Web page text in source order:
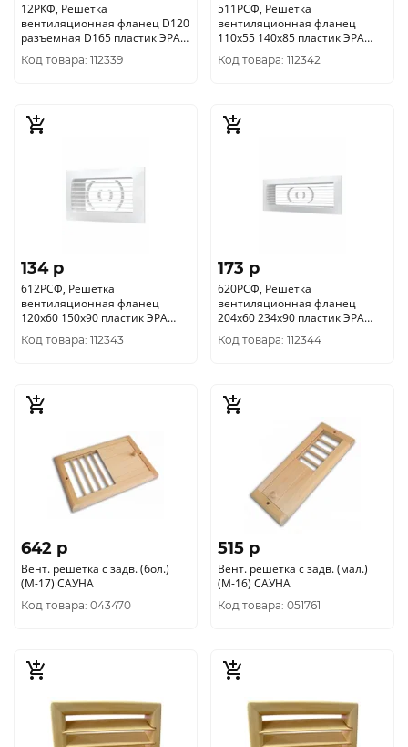
12РКФ, Решетка
вентиляционная фланец D120
разъемная D165 пластик ЭРА
уп.22/1шт.
Код товара: 112339
511РСФ, Решетка
вентиляционная фланец
110х55 140х85 пластик ЭРА
уп.24/1шт.
Код товара: 112342
134 p
612РСФ, Решетка
вентиляционная фланец
120х60 150x90 пластик ЭРА
уп.22/1шт.
Код товара: 112343
173 p
620РСФ, Решетка
вентиляционная фланец
204х60 234x90 пластик ЭРА
уп.20/1шт.
Код товара: 112344
642 p
Вент. решетка с задв. (бол.)
(М-17) САУНА
Код товара: 043470
515 p
Вент. решетка с задв. (мал.)
(М-16) САУНА
Код товара: 051761